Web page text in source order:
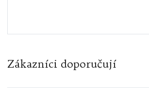
Zákazníci doporučují